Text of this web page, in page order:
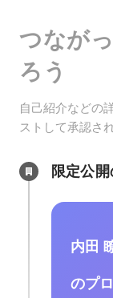
つなが
ろう
自己紹介などの
ストして承認さ
限定公
内田
のプ